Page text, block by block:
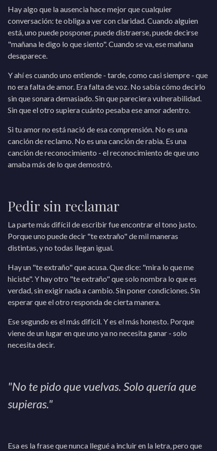
Hay algo que la ausencia hace mejor que cualquier
conversación: te obliga a ver con claridad. Cuando alguien
está, uno puede posponer, puede distraerse, puede decirse
"mañana le digo lo que siento". Cuando se va, ese mañana
desaparece.
Y ahí es cuando uno entiende - tarde, como casi siempre - que
no era falta de amor. Era falta de voz. No sabía cómo decirlo
sin que sonara demasiado. Sin que pareciera vulnerabilidad.
Sin que el otro supiera cuánto pesaba ese amor adentro.
Si tu amor no está nació de esa comprensión. No es una
canción de reclamo. No es una canción de rabia. Es una
canción de reconocimiento - el reconocimiento de que uno
amaba más de lo que demostró.
Pedir sin reclamar
La parte más difícil de escribir fue encontrar el tono justo.
Porque uno puede decir "te extraño" de mil maneras
distintas, y no todas llegan igual.
Hay un "te extraño" que acusa. Que dice: "mira lo que me
hiciste". Y hay otro "te extraño" que solo nombra lo que es
verdad, sin exigir nada a cambio. Sin poner condiciones. Sin
esperar que el otro responda de cierta manera.
Ese segundo es el más difícil. Y es el más honesto. Porque
viene de un lugar en que uno ya no necesita ganar - solo
necesita decir.
"No te pido que vuelvas. Solo quería que
supieras."
Esa es la frase que nunca llegué a incluir en la letra, pero que